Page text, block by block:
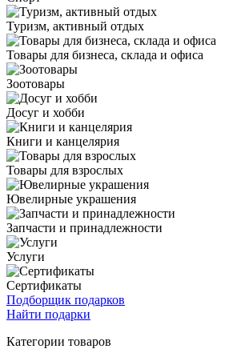
Туризм, активный отдых
Товары для бизнеса, склада и офиса
Зоотовары
Досуг и хобби
Книги и канцелярия
Товары для взрослых
Ювелирные украшения
Запчасти и принадлежности
Услуги
Сертификаты
Подборщик подарков
Найти подарки
Категории товаров